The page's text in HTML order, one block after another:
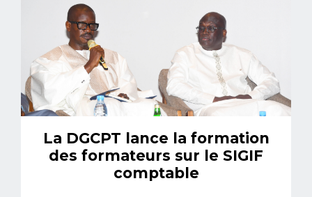
La DGCPT lance la formation
des formateurs sur le SIGIF
comptable